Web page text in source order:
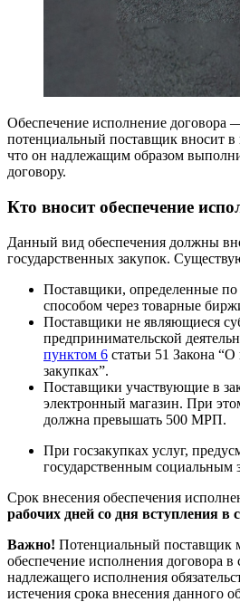
Обеспечение исполнение договора
потенциальный поставщик вносит в
что он надлежащим образом
договору.
Кто вносит обеспечение
Данный вид обеспечения должны
государственных закупок.
Поставщики, определенные по
способом через товарные
Поставщики не являющиеся
предпринимательской
пунктом 6 статьи 51 Закона
закупках”.
Поставщики участвующие в
электронный магазин. При
должна превышать 500 МРП.
При госзакупках услуг,
государственным социальным
Срок внесения обеспечения
рабочих дней со дня вступления в
Важно! Потенциальный поставщик
обеспечение исполнения договора в
надлежащего исполнения
истечения срока внесения данного